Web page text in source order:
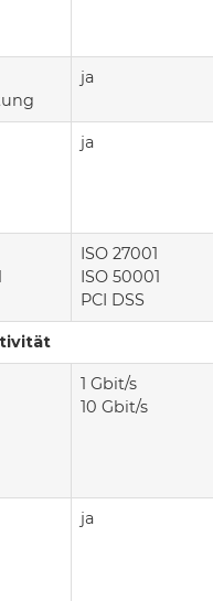
ja
ja
ISO 27001
ISO 50001
PCI DSS
1 Gbit/s
10 Gbit/s
ja